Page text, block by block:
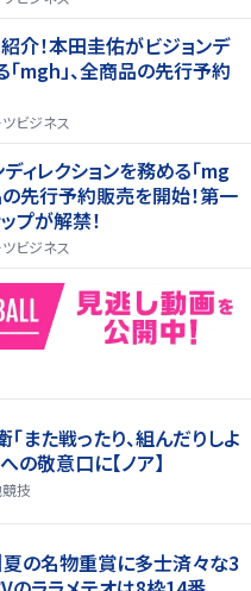
介！本田圭佑がビジョンデ
「mgh」、全商品の先行予約
ビジネス
ィレクションを務める「mg
の先行予約販売を開始！第一
プが解禁！
ビジネス
また戦ったり、組んだりしよ
の敬意口に【ノア】
技
夏の名物重賞に多士済々な3